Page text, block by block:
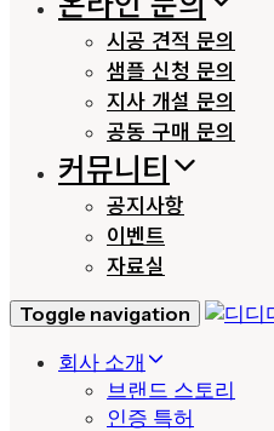
시공 견적 문의
샘플 신청 문의
지사 개설 문의
공동 구매 문의
커뮤니티
공지사항
이벤트
자료실
Toggle navigation
회사 소개
브랜드 스토리
인증 특허